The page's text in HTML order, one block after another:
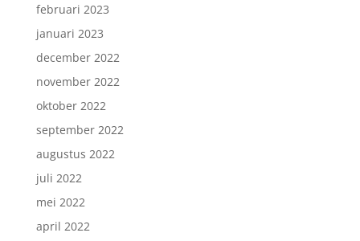
februari 2023
januari 2023
december 2022
november 2022
oktober 2022
september 2022
augustus 2022
juli 2022
mei 2022
april 2022